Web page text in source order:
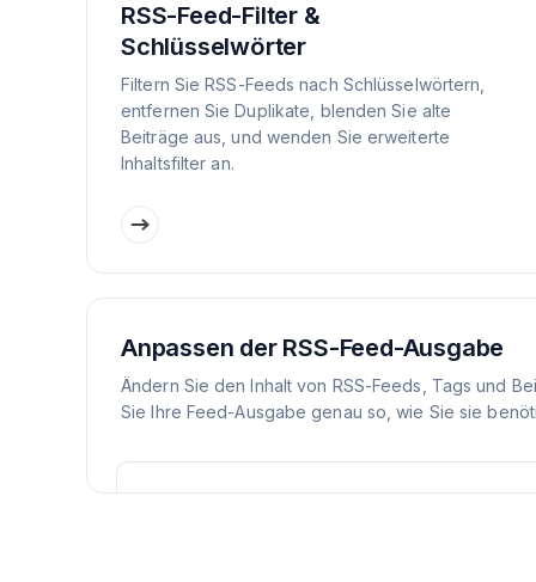
RSS-Feed-Filter &
Schlüsselwörter
Filtern Sie RSS-Feeds nach Schlüsselwörtern,
entfernen Sie Duplikate, blenden Sie alte
Beiträge aus, und wenden Sie erweiterte
Inhaltsfilter an.
Anpassen der RSS-Feed-Ausgabe
Ändern Sie den Inhalt von RSS-Feeds, Tags und
Sie Ihre Feed-Ausgabe genau so, wie Sie sie